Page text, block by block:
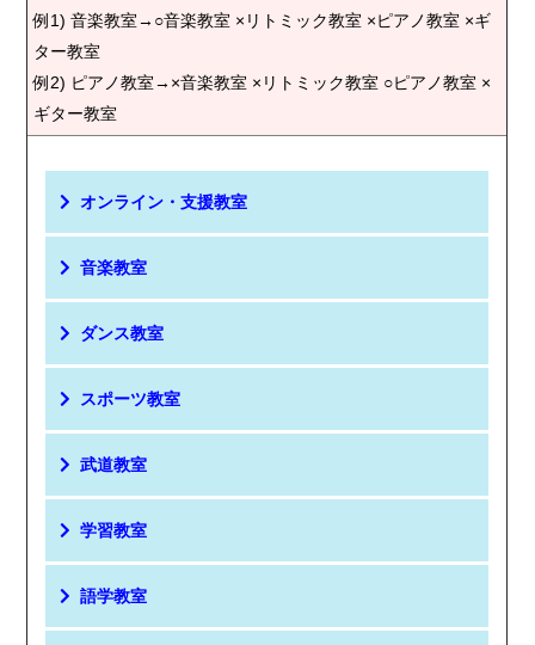
例1) 音楽教室→○音楽教室 ×リトミック教室 ×ピアノ教室 ×ギ
ター教室
例2) ピアノ教室→×音楽教室 ×リトミック教室 ○ピアノ教室 ×
ギター教室
オンライン・支援教室
音楽教室
ダンス教室
スポーツ教室
武道教室
学習教室
語学教室